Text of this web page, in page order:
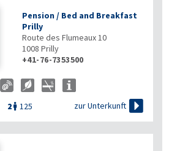
Pension / Bed and Breakfast
Prilly
Route des Flumeaux 10
1008 Prilly
+41-76-7353500
2  125 zur Unterkunft 